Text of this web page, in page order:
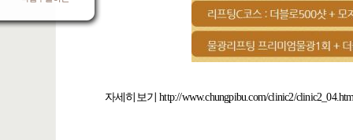
자세히보기http://www.chungpibu.com/clinic2/